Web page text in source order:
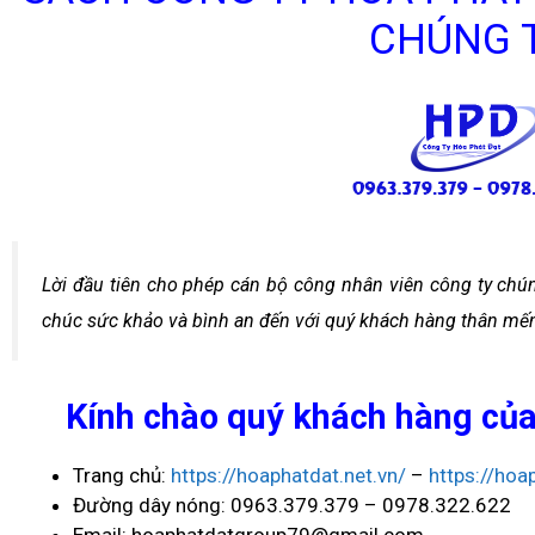
CHÚNG
Lời đầu tiên cho phép cán bộ công nhân viên công ty
chúc sức khảo và bình an đến với quý khách hàng thân
Kính chào quý khách hàng
Trang chủ: https://hoaphatdat.net.vn/ – https://
Đường dây nóng: 0963.379.379 – 0978.322.622